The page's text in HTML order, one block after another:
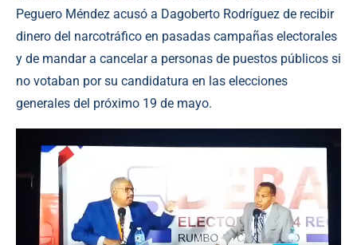
Peguero Méndez acusó a Dagoberto Rodríguez de recibir
dinero del narcotráfico en pasadas campañas electorales
y de mandar a cancelar a personas de puestos públicos si
no votaban por su candidatura en las elecciones
generales del próximo 19 de mayo.